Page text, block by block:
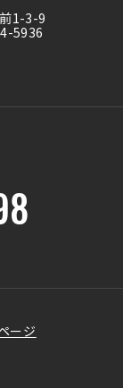
1-3-9
5936
ージ